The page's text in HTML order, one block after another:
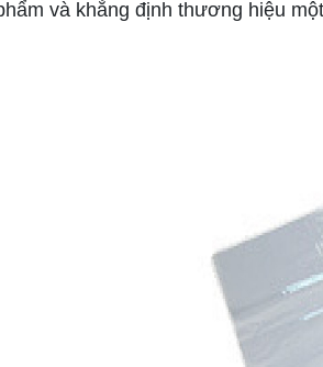
và khẳng định thương hiệu